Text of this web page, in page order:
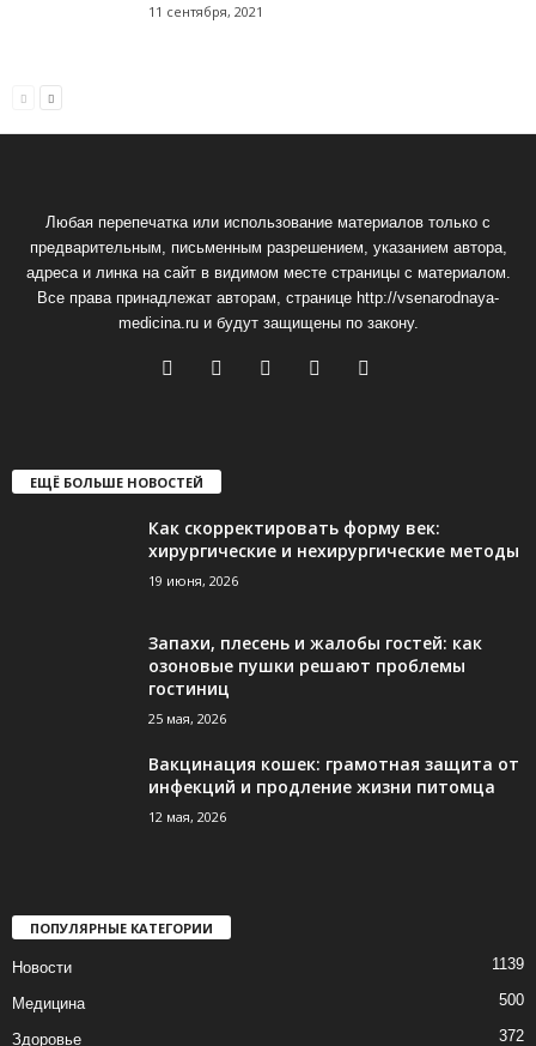
11 сентября, 2021
Любая перепечатка или использование материалов только с
предварительным, письменным разрешением, указанием автора,
адреса и линка на сайт в видимом месте страницы с материалом.
Все права принадлежат авторам, странице http://vsenarodnaya-
medicina.ru и будут защищены по закону.
ЕЩЁ БОЛЬШЕ НОВОСТЕЙ
Как скорректировать форму век:
хирургические и нехирургические методы
19 июня, 2026
Запахи, плесень и жалобы гостей: как
озоновые пушки решают проблемы
гостиниц
25 мая, 2026
Вакцинация кошек: грамотная защита от
инфекций и продление жизни питомца
12 мая, 2026
ПОПУЛЯРНЫЕ КАТЕГОРИИ
Новости 1139
Медицина 500
Здоровье 372